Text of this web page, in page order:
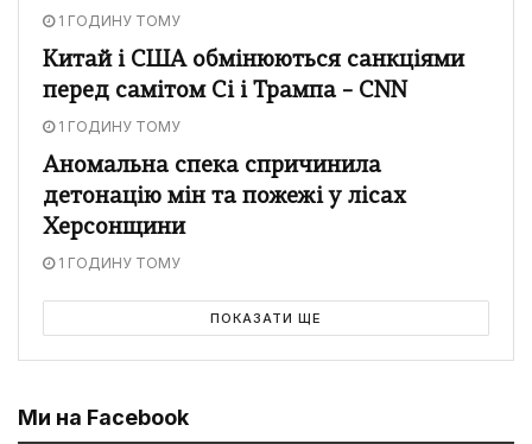
1 ГОДИНУ ТОМУ
Китай і США обмінюються санкціями
перед самітом Сі і Трампа – CNN
1 ГОДИНУ ТОМУ
Аномальна спека спричинила
детонацію мін та пожежі у лісах
Херсонщини
1 ГОДИНУ ТОМУ
ПОКАЗАТИ ЩЕ
Ми на Facebook